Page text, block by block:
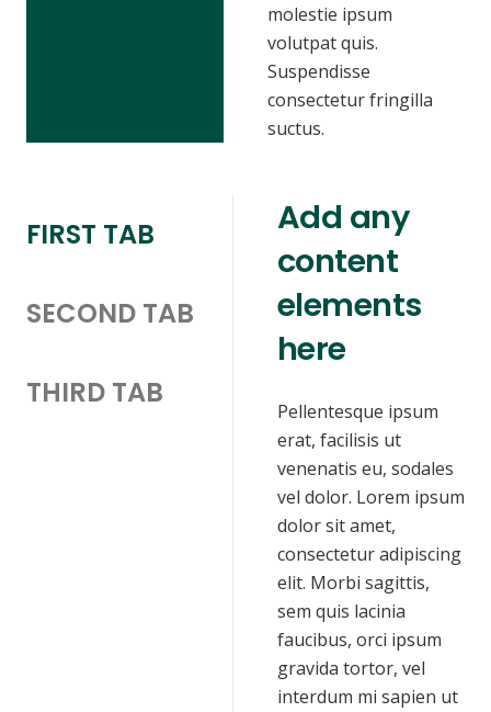
molestie ipsum
volutpat quis.
Suspendisse
consectetur fringilla
suctus.
FIRST TAB
SECOND TAB
THIRD TAB
Add any
content
elements
here
Pellentesque ipsum
erat, facilisis ut
venenatis eu, sodales
vel dolor. Lorem ipsum
dolor sit amet,
consectetur adipiscing
elit. Morbi sagittis,
sem quis lacinia
faucibus, orci ipsum
gravida tortor, vel
interdum mi sapien ut